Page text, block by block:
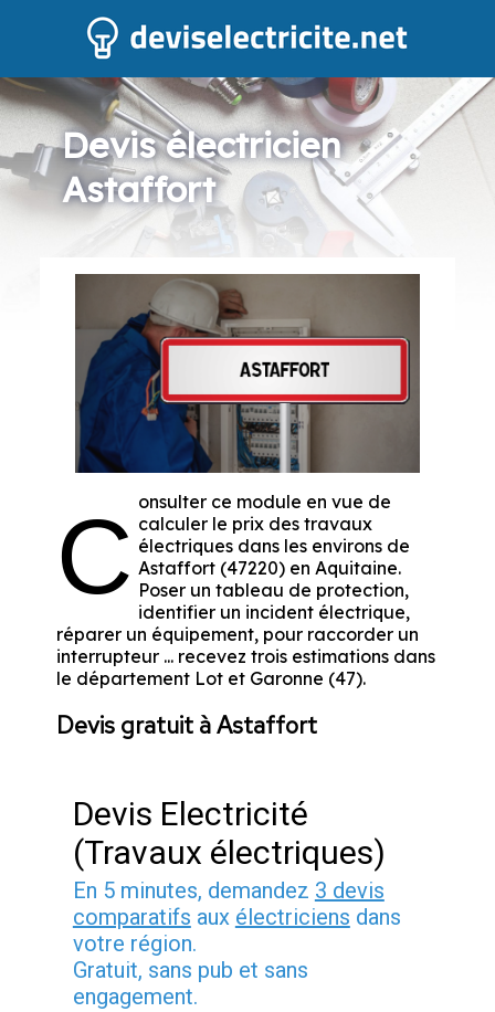
Devis électricien
Astaffort
C onsulter ce module en vue de
calculer le prix des travaux
électriques dans les environs de
Astaffort (47220) en Aquitaine.
Poser un tableau de protection,
identifier un incident électrique,
réparer un équipement, pour raccorder un
interrupteur ... recevez trois estimations dans
le département Lot et Garonne (47).
Devis gratuit à Astaffort
Devis Electricité
(Travaux électriques)
En 5 minutes, demandez 3 devis
comparatifs aux électriciens dans
votre région.
Gratuit, sans pub et sans
engagement.